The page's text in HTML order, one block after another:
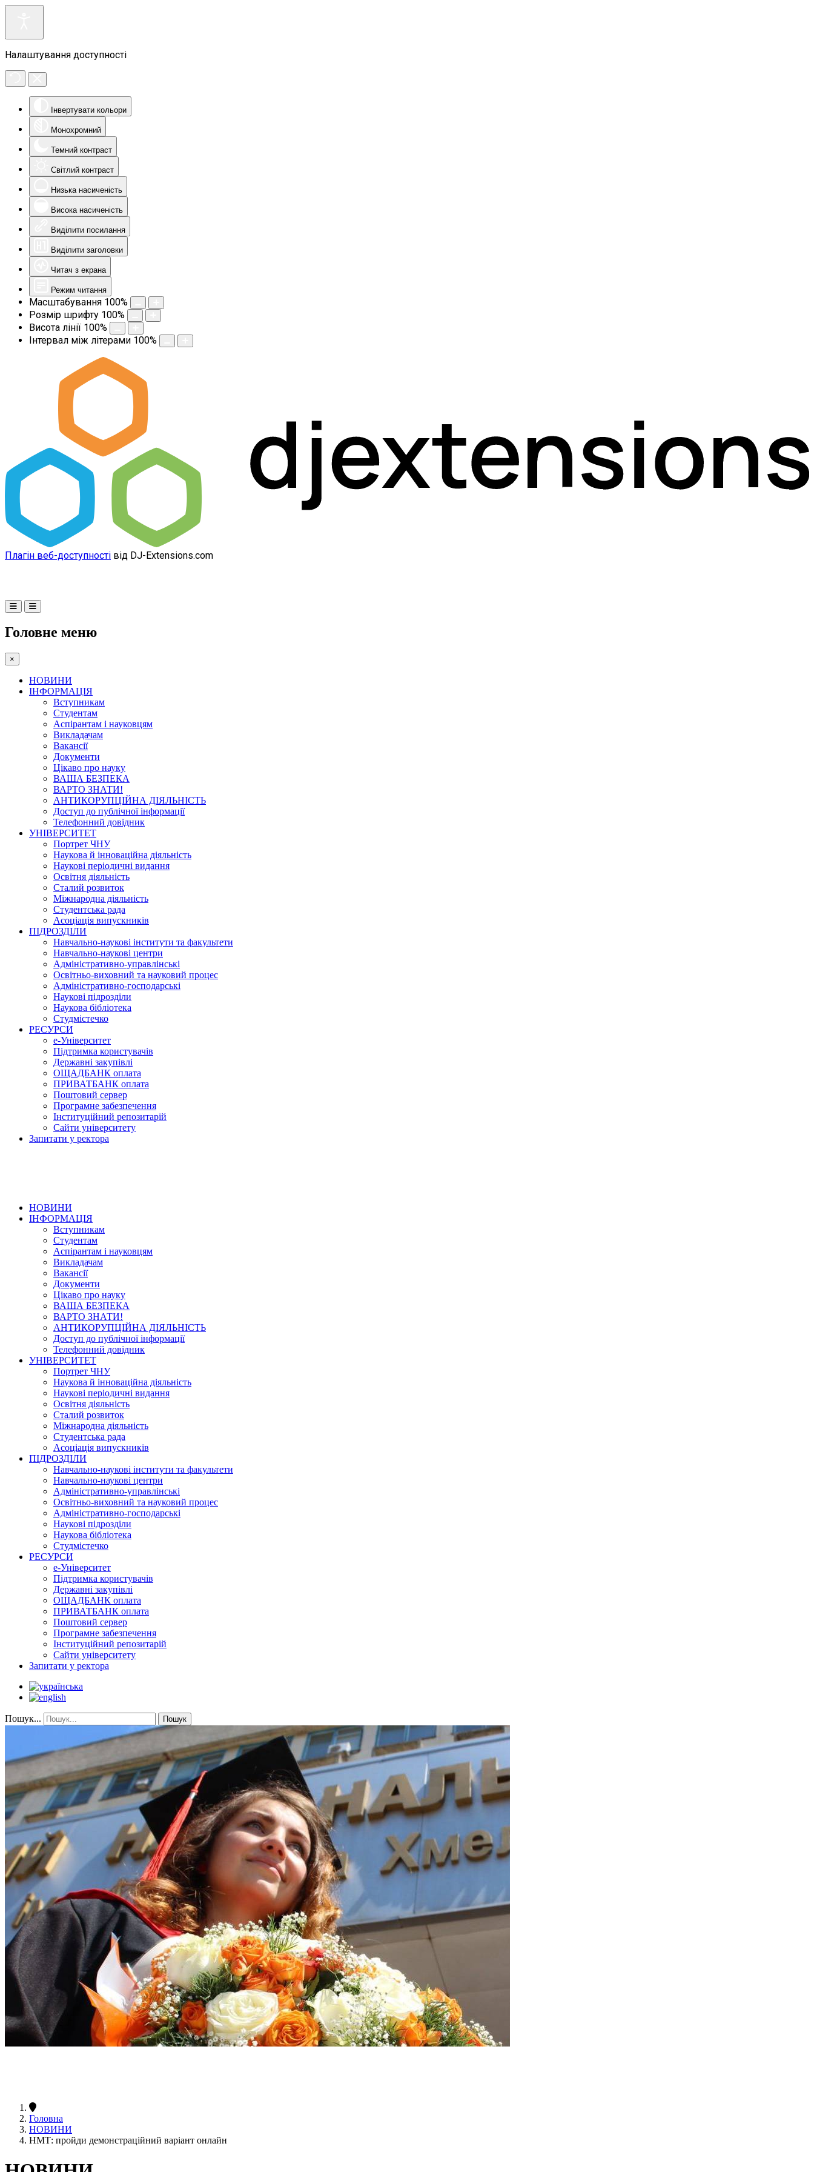
Налаштування доступності
Інвертувати кольори
Монохромний
Темний контраст
Світлий контраст
Низька насиченість
Висока насиченість
Виділити посилання
Виділити заголовки
Читач з екрана
Режим читання
Масштабування 100%
Розмір шрифту 100%
Висота лінії 100%
Інтервал між літерами 100%
Плагін веб-доступності від DJ-Extensions.com
Головне меню
×
НОВИНИ
ІНФОРМАЦІЯ
Вступникам
Студентам
Аспірантам і науковцям
Викладачам
Вакансії
Документи
Цікаво про науку
ВАША БЕЗПЕКА
ВАРТО ЗНАТИ!
АНТИКОРУПЦІЙНА ДІЯЛЬНІСТЬ
Доступ до публічної інформації
Телефонний довідник
УНІВЕРСИТЕТ
Портрет ЧНУ
Наукова й інноваційна діяльність
Наукові періодичні видання
Освітня діяльність
Сталий розвиток
Міжнародна діяльність
Студентська рада
Асоціація випускників
ПІДРОЗДІЛИ
Навчально-наукові інститути та факультети
Навчально-наукові центри
Адміністративно-управлінські
Освітньо-виховний та науковий процес
Адміністративно-господарські
Наукові підрозділи
Наукова бібліотека
Студмістечко
РЕСУРСИ
е-Університет
Підтримка користувачів
Державні закупівлі
ОЩАДБАНК оплата
ПРИВАТБАНК оплата
Поштовий сервер
Програмне забезпечення
Інституційний репозитарій
Сайти університету
Запитати у ректора
НОВИНИ
ІНФОРМАЦІЯ
Вступникам
Студентам
Аспірантам і науковцям
Викладачам
Вакансії
Документи
Цікаво про науку
ВАША БЕЗПЕКА
ВАРТО ЗНАТИ!
АНТИКОРУПЦІЙНА ДІЯЛЬНІСТЬ
Доступ до публічної інформації
Телефонний довідник
УНІВЕРСИТЕТ
Портрет ЧНУ
Наукова й інноваційна діяльність
Наукові періодичні видання
Освітня діяльність
Сталий розвиток
Міжнародна діяльність
Студентська рада
Асоціація випускників
ПІДРОЗДІЛИ
Навчально-наукові інститути та факультети
Навчально-наукові центри
Адміністративно-управлінські
Освітньо-виховний та науковий процес
Адміністративно-господарські
Наукові підрозділи
Наукова бібліотека
Студмістечко
РЕСУРСИ
е-Університет
Підтримка користувачів
Державні закупівлі
ОЩАДБАНК оплата
ПРИВАТБАНК оплата
Поштовий сервер
Програмне забезпечення
Інституційний репозитарій
Сайти університету
Запитати у ректора
Пошук... Пошук
Головна
НОВИНИ
НМТ: пройди демонстраційний варіант онлайн